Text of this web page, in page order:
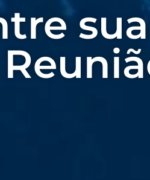
sua